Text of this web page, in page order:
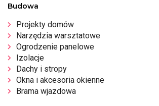
Budowa
Projekty domów
Narzędzia warsztatowe
Ogrodzenie panelowe
Izolacje
Dachy i stropy
Okna i akcesoria okienne
Brama wjazdowa